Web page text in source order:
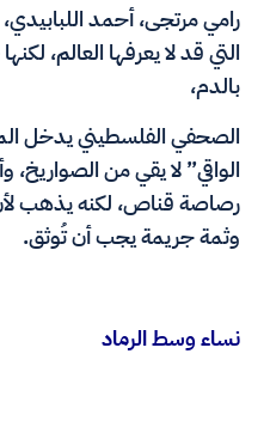
رامي مرتجى، أحمد
التي قد لا يعرفها العالم،
بالدم،
الصحفي الفلسطيني يدخل
رصاصة قناص، لكنه يذهب
وثمة جريمة يجب أن تُوثق.
نساء وسط الرماد